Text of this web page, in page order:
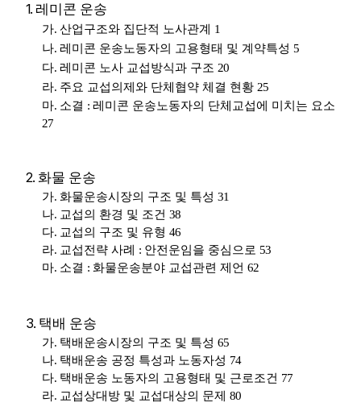
1. 레미콘 운송
가. 산업구조와 집단적 노사관계 1
나. 레미콘 운송노동자의 고용형태 및 계약특성 5
다. 레미콘 노사 교섭방식과 구조 20
라. 주요 교섭의제와 단체협약 체결 현황 25
마. 소결 : 레미콘 운송노동자의 단체교섭에 미치는 요소
27
2. 화물 운송
가. 화물운송시장의 구조 및 특성 31
나. 교섭의 환경 및 조건 38
다. 교섭의 구조 및 유형 46
라. 교섭전략 사례 : 안전운임을 중심으로 53
마. 소결 : 화물운송분야 교섭관련 제언 62
3. 택배 운송
가. 택배운송시장의 구조 및 특성 65
나. 택배운송 공정 특성과 노동자성 74
다. 택배운송 노동자의 고용형태 및 근로조건 77
라. 교섭상대방 및 교섭대상의 문제 80